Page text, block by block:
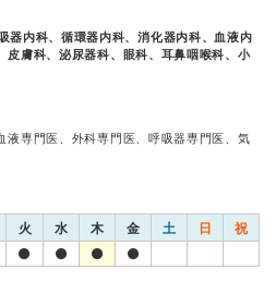
器内科、循環器内科、消化器内科、血液内
皮膚科、泌尿器科、眼科、耳鼻咽喉科、小
液専門医、外科専門医、呼吸器専門医、気
火 水 木 金 土 日 祝